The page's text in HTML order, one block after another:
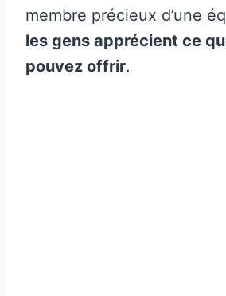
membre précieux d’une
les gens apprécient ce
pouvez offrir.